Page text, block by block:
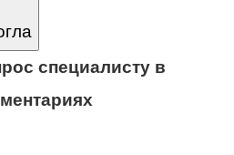
специалисту в